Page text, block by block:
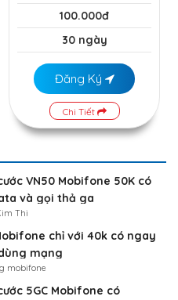
100.000đ
30 ngày
Đăng Ký
Chi Tiết
VN50 Mobifone 50K có
và gọi thả ga
Thi
chỉ với 40k có ngay
mạng
mobifone
5GC Mobifone có